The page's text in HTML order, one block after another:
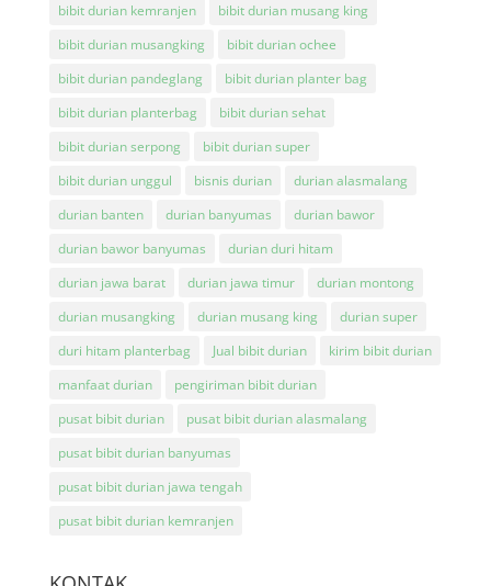
bibit durian kemranjen
bibit durian musang king
bibit durian musangking
bibit durian ochee
bibit durian pandeglang
bibit durian planter bag
bibit durian planterbag
bibit durian sehat
bibit durian serpong
bibit durian super
bibit durian unggul
bisnis durian
durian alasmalang
durian banten
durian banyumas
durian bawor
durian bawor banyumas
durian duri hitam
durian jawa barat
durian jawa timur
durian montong
durian musangking
durian musang king
durian super
duri hitam planterbag
Jual bibit durian
kirim bibit durian
manfaat durian
pengiriman bibit durian
pusat bibit durian
pusat bibit durian alasmalang
pusat bibit durian banyumas
pusat bibit durian jawa tengah
pusat bibit durian kemranjen